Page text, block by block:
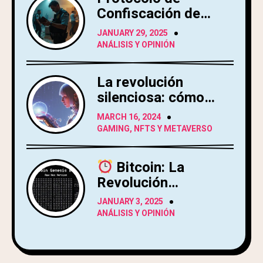
Confiscación de
Criptoactivos
JANUARY 29, 2025
ANÁLISIS Y OPINIÓN
La revolución
silenciosa: cómo
Web3 está
transformando el
mundo de los
videojuegos
MARCH 16, 2024
GAMING, NFTS Y METAVERSO
Bitcoin: La
Revolución
Financiera
Cypherpunk
JANUARY 3, 2025
ANÁLISIS Y OPINIÓN